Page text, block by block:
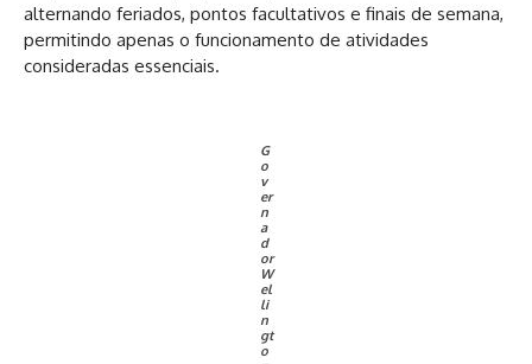
alternando feriados, pontos facultativos e finais de semana,
permitindo apenas o funcionamento de atividades
consideradas essenciais.
G
o
v
er
n
a
d
or
W
el
li
n
gt
o